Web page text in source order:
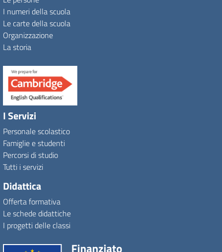
I numeri della scuola
Le carte della scuola
Organizzazione
La storia
I Servizi
Personale scolastico
Famiglie e studenti
Percorsi di studio
Tutti i servizi
Didattica
Offerta formativa
Le schede didattiche
I progetti delle classi